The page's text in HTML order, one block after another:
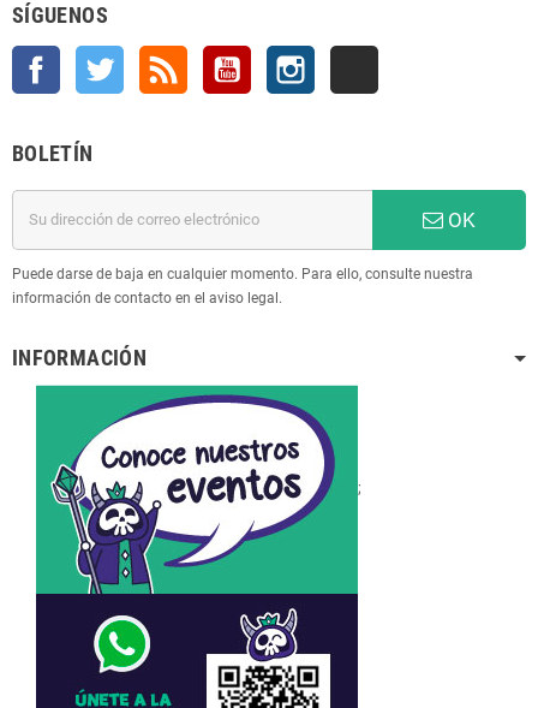
SÍGUENOS
Facebook Twitter Rss YouTube Instagram
BOLETÍN
OK
Puede darse de baja en cualquier momento. Para ello, consulte nuestra
información de contacto en el aviso legal.
INFORMACIÓN
;